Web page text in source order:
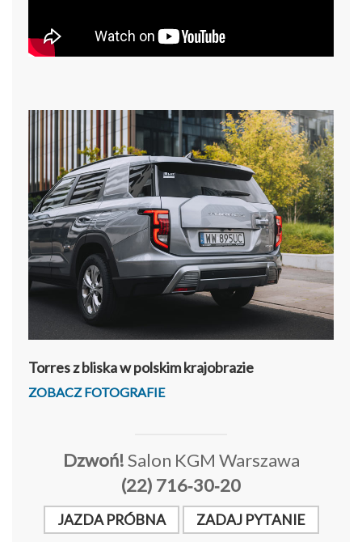
Torres z bliska w polskim krajobrazie
ZOBACZ FOTOGRAFIE
Dzwoń!Salon KGM Warszawa
(22) 716‑30‑20
JAZDA PRÓBNA ZADAJ PYTANIE